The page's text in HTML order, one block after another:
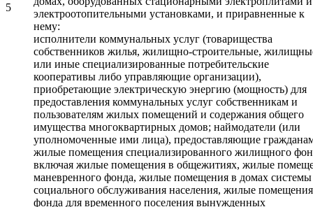
5
электроотопительными установками, и приравненные к
нему:
исполнители коммунальных услуг (товарищества
собственников жилья, жилищно-строительные,
или иные специализированные потребительские
кооперативы либо управляющие организации),
приобретающие электрическую энергию (мощность) для
предоставления коммунальных услуг собственникам и
пользователям жилых помещений и содержания общего
имущества многоквартирных домов; наймодатели (или
уполномоченные ими лица), предоставляющие
жилые помещения специализированного жилищного
включая жилые помещения в общежитиях, жилые
маневренного фонда, жилые помещения в домах системы
социального обслуживания населения, жилые помещения
фонда для временного поселения вынужденных